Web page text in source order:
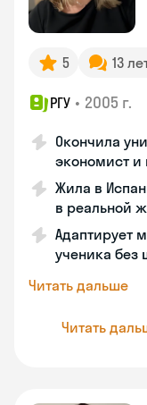
5 13
РГУ • 2005 г.
Окончила
экономист и
Жила в
в реальной
Адаптирует
ученика без
Читать дальше
Читать